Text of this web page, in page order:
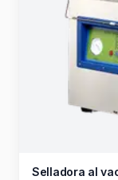
Selladora al